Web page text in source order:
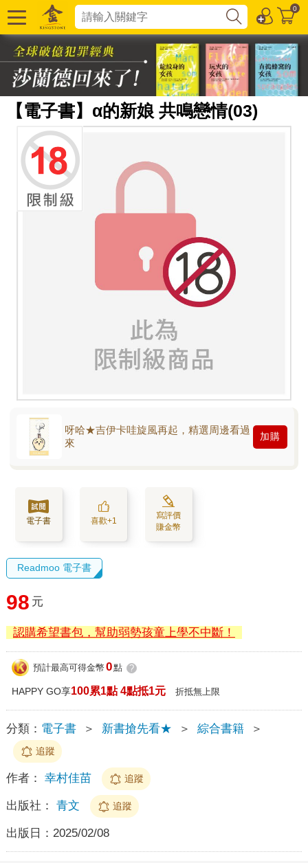
0
【電子書】α的新娘 共鳴戀情(03)
呀哈★吉伊卡哇旋風再起，精選周邊看過
來
加購
電子書 喜歡+1
寫評價
賺金幣
Readmoo 電子書
98 元
認購希望書包，幫助弱勢孩童上學不中斷！
預計最高可得金幣 0點 ?
HAPPY GO享100累1點 4點抵1元 折抵無上限
分類： 電子書 ＞ 新書搶先看★ ＞ 綜合書籍 ＞
追蹤
作者： 幸村佳苗 追蹤
出版社： 青文 追蹤
出版日： 2025/02/08